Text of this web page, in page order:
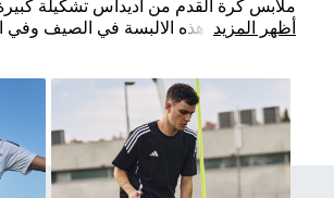
ملابس كرة القدم من اديداس تشكيلة
يمكنك ارتداء هذه الالبسة في الصيف
أظهر المزيد